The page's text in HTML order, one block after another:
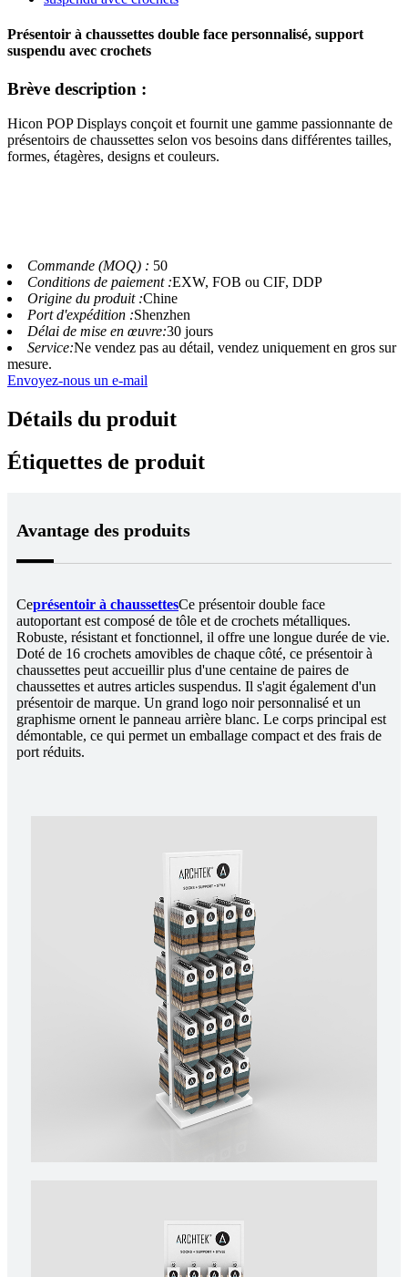
Présentoir à chaussettes double face personnalisé, support
suspendu avec crochets
Brève description :
Hicon POP Displays conçoit et fournit une gamme passionnante de
présentoirs de chaussettes selon vos besoins dans différentes tailles,
formes, étagères, designs et couleurs.
Commande (MOQ) : 50
Conditions de paiement :EXW, FOB ou CIF, DDP
Origine du produit :Chine
Port d'expédition :Shenzhen
Délai de mise en œuvre:30 jours
Service:Ne vendez pas au détail, vendez uniquement en gros sur
mesure.
Envoyez-nous un e-mail
Détails du produit
Étiquettes de produit
Avantage des produits
Ceprésentoir à chaussettesCe présentoir double face
autoportant est composé de tôle et de crochets métalliques.
Robuste, résistant et fonctionnel, il offre une longue durée de vie.
Doté de 16 crochets amovibles de chaque côté, ce présentoir à
chaussettes peut accueillir plus d'une centaine de paires de
chaussettes et autres articles suspendus. Il s'agit également d'un
présentoir de marque. Un grand logo noir personnalisé et un
graphisme ornent le panneau arrière blanc. Le corps principal est
démontable, ce qui permet un emballage compact et des frais de
port réduits.